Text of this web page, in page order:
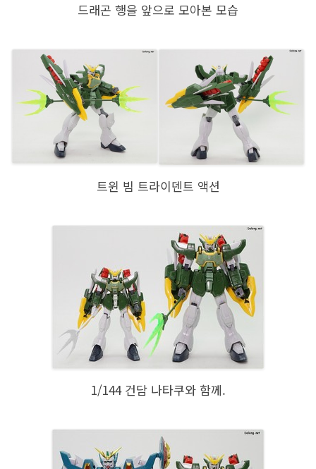
드래곤 행을 앞으로 모아본 모습
트윈 빔 트라이덴트 액션
1/144 건담 나타쿠와 함께.